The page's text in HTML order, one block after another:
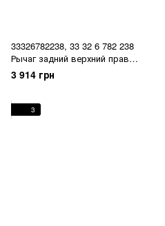
33326782238, 33 32 6 782 238
Рычаг задний верхний правый
BMW 1 E81/E82/E87/E88 / 3
E90/E91/E92/E93 / X1 E84
3 914 грн
3